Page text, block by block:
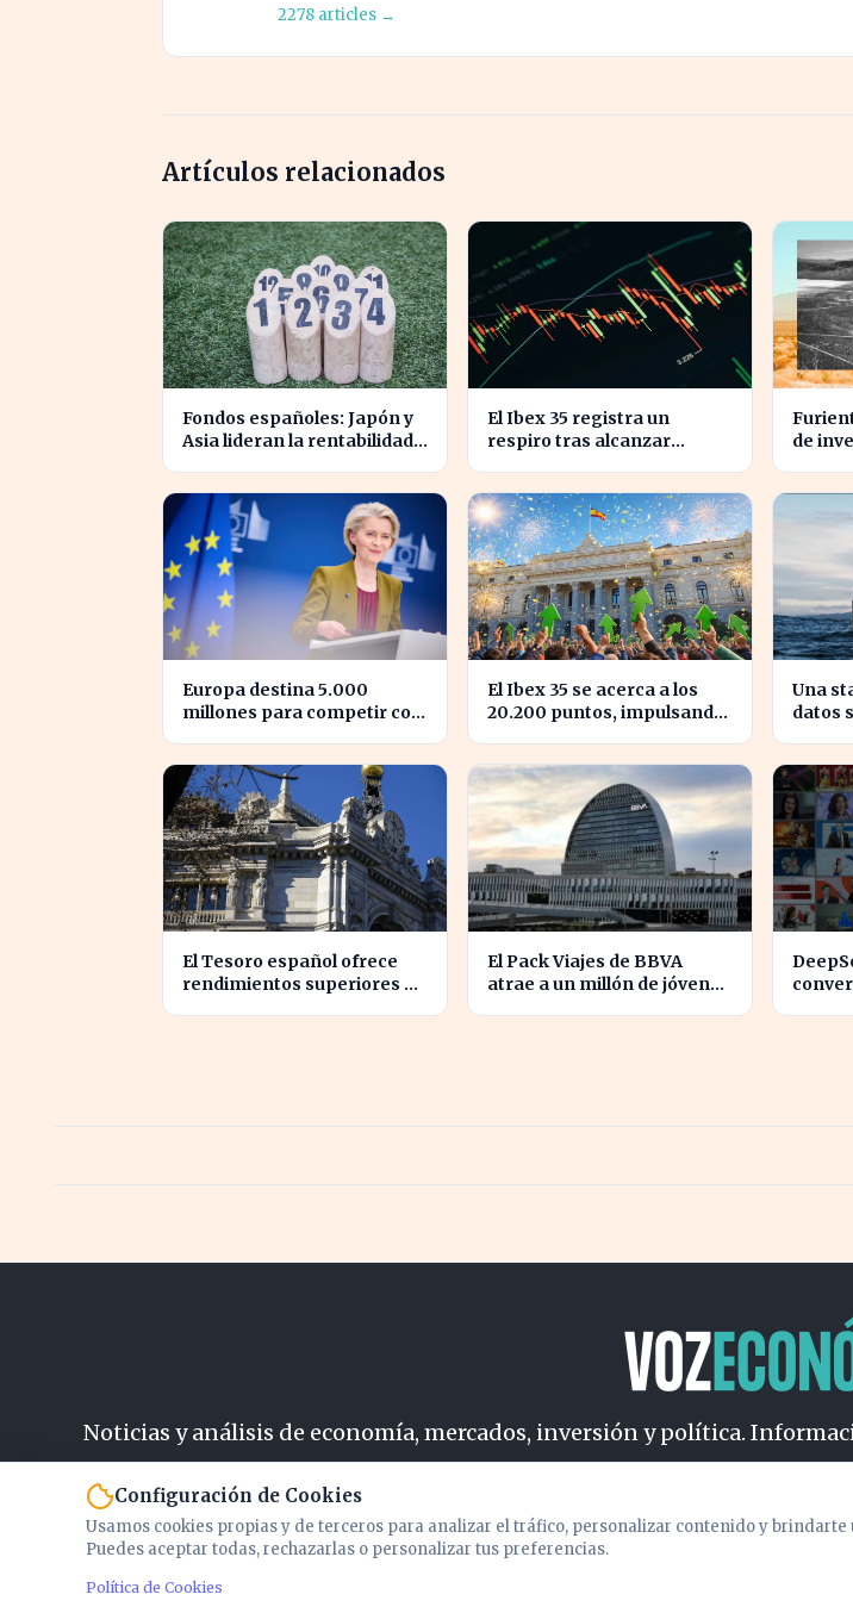
2278 articles →
Artículos relacionados
Fondos españoles: Japón y
Asia lideran la rentabilidad
El Ibex 35 registra un
respiro tras alcanzar
de
Europa destina 5.000
millones para competir con
El Ibex 35 se acerca a los
20.200 puntos, impulsando
Una
datos
El Tesoro español ofrece
rendimientos superiores al
El Pack Viajes de BBVA
atrae a un millón de jóvenes
Noticias y análisis de economía, mercados, inversión y política.
Configuración de Cookies
Usamos cookies propias y de terceros para analizar el tráfico, personalizar contenido y
Puedes aceptar todas, rechazarlas o personalizar tus preferencias.
Política de Cookies